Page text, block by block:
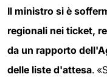
Il ministro si è
regionali nei ticket,
da un rapporto
delle liste d'attesa.